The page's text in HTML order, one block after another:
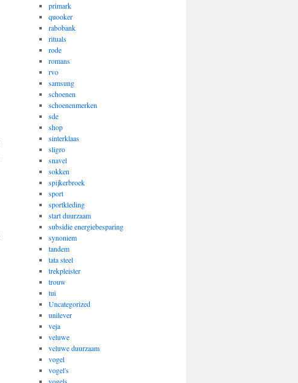
primark
quooker
rabobank
rituals
rode
romans
rvo
samsung
schoenen
schoenenmerken
sde
shop
sinterklaas
sligro
snavel
sokken
spijkerbroek
sport
sportkleding
start duurzaam
subsidie energiebesparing
synoniem
tandem
tata steel
trekpleister
trouw
tui
Uncategorized
unilever
veja
veluwe
veluwe duurzaam
vogel
vogel's